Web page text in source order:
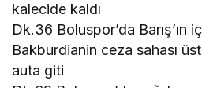
kalecide kaldı
Dk.36 Boluspor’da Barış’ın
Bakburdianin ceza sahası
auta giti